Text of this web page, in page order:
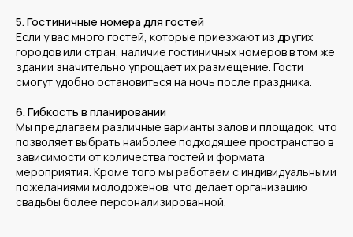
5. Гостиничные номера для гостей
Если у вас много гостей, которые приезжают из других
городов или стран, наличие гостиничных номеров в том же
здании значительно упрощает их размещение. Гости
смогут удобно остановиться на ночь после праздника.
6. Гибкость в планировании
Мы предлагаем различные варианты залов и площадок, что
позволяет выбрать наиболее подходящее пространство в
зависимости от количества гостей и формата
мероприятия. Кроме того мы работаем с индивидуальными
пожеланиями молодоженов, что делает организацию
свадьбы более персонализированной.